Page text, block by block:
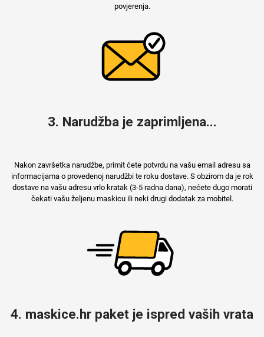
povjerenja.
3. Narudžba je zaprimljena...
Nakon završetka narudžbe, primit ćete potvrdu na vašu email adresu sa
informacijama o provedenoj narudžbi te roku dostave. S obzirom da je rok
dostave na vašu adresu vrlo kratak (3-5 radna dana), nećete dugo morati
čekati vašu željenu maskicu ili neki drugi dodatak za mobitel.
4. maskice.hr paket je ispred vaših vrata